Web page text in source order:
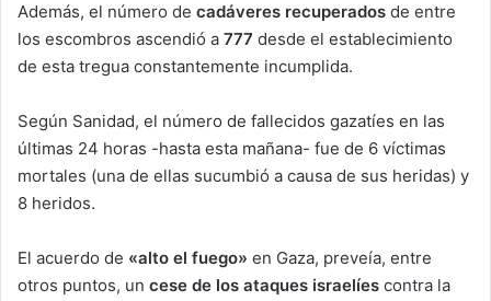
Además, el número de cadáveres recuperados de entre
los escombros ascendió a 777 desde el establecimiento
de esta tregua constantemente incumplida.
Según Sanidad, el número de fallecidos gazatíes en las
últimas 24 horas -hasta esta mañana- fue de 6 víctimas
mortales (una de ellas sucumbió a causa de sus heridas) y
8 heridos.
El acuerdo de «alto el fuego» en Gaza, preveía, entre
otros puntos, un cese de los ataques israelíes contra la